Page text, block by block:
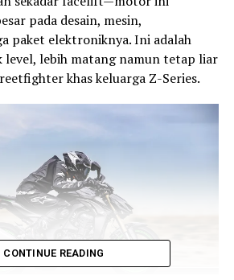
pada desain, mesin,
paket elektroniknya. Ini adalah
level, lebih matang namun tetap liar
khas keluarga Z-Series.
CONTINUE READING